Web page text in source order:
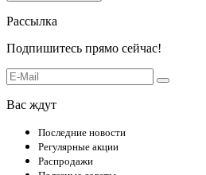
Рассылка
Подпишитесь прямо сейчас!
Вас ждут
Последние новости
Регулярные акции
Распродажи